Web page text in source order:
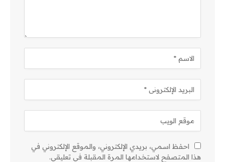
احفظ اسمي، بريدي الإلكتروني، والموقع الإلكتروني في
هذا المتصفح لاستخدامها المرة المقبلة في تعليقي.